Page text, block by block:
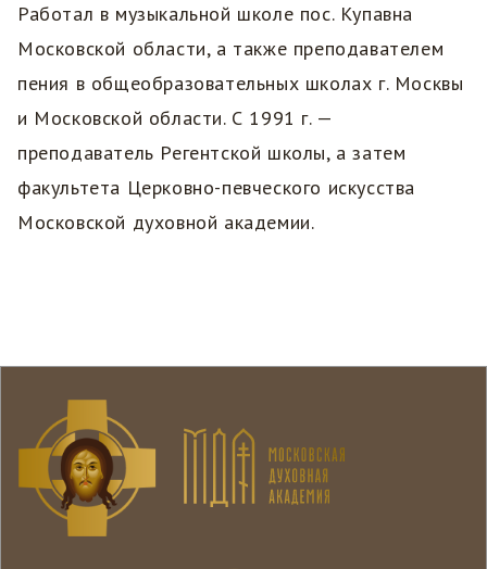
Работал в музыкальной школе пос. Купавна
Московской области, а также преподавателем
пения в общеобразовательных школах г. Москвы
и Московской области. С 1991 г. —
преподаватель Регентской школы, а затем
факультета Церковно-певческого искусства
Московской духовной академии.